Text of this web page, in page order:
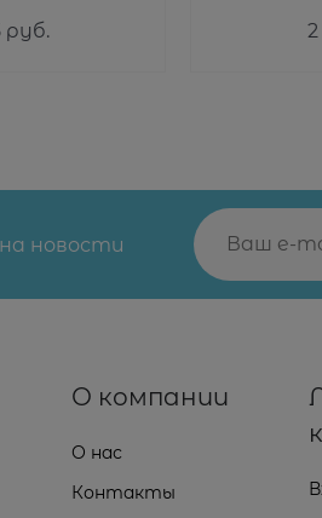
руб.
новости
О компании
О нас
Контакты